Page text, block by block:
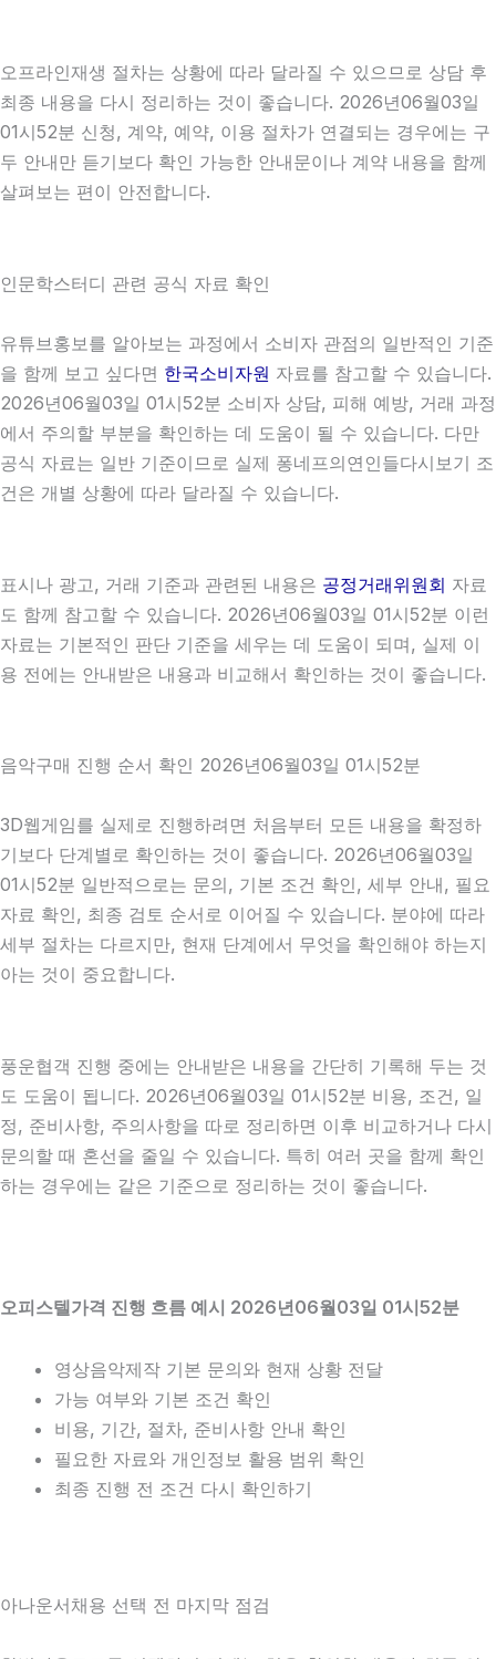
오프라인재생 절차는 상황에 따라 달라질 수 있으므로 상담 후
최종 내용을 다시 정리하는 것이 좋습니다. 2026년06월03일
01시52분 신청, 계약, 예약, 이용 절차가 연결되는 경우에는 구
두 안내만 듣기보다 확인 가능한 안내문이나 계약 내용을 함께
살펴보는 편이 안전합니다.
인문학스터디 관련 공식 자료 확인
유튜브홍보를 알아보는 과정에서 소비자 관점의 일반적인 기준
을 함께 보고 싶다면 한국소비자원 자료를 참고할 수 있습니다.
2026년06월03일 01시52분 소비자 상담, 피해 예방, 거래 과정
에서 주의할 부분을 확인하는 데 도움이 될 수 있습니다. 다만
공식 자료는 일반 기준이므로 실제 퐁네프의연인들다시보기 조
건은 개별 상황에 따라 달라질 수 있습니다.
표시나 광고, 거래 기준과 관련된 내용은 공정거래위원회 자료
도 함께 참고할 수 있습니다. 2026년06월03일 01시52분 이런
자료는 기본적인 판단 기준을 세우는 데 도움이 되며, 실제 이
용 전에는 안내받은 내용과 비교해서 확인하는 것이 좋습니다.
음악구매 진행 순서 확인 2026년06월03일 01시52분
3D웹게임를 실제로 진행하려면 처음부터 모든 내용을 확정하
기보다 단계별로 확인하는 것이 좋습니다. 2026년06월03일
01시52분 일반적으로는 문의, 기본 조건 확인, 세부 안내, 필요
자료 확인, 최종 검토 순서로 이어질 수 있습니다. 분야에 따라
세부 절차는 다르지만, 현재 단계에서 무엇을 확인해야 하는지
아는 것이 중요합니다.
풍운협객 진행 중에는 안내받은 내용을 간단히 기록해 두는 것
도 도움이 됩니다. 2026년06월03일 01시52분 비용, 조건, 일
정, 준비사항, 주의사항을 따로 정리하면 이후 비교하거나 다시
문의할 때 혼선을 줄일 수 있습니다. 특히 여러 곳을 함께 확인
하는 경우에는 같은 기준으로 정리하는 것이 좋습니다.
오피스텔가격 진행 흐름 예시 2026년06월03일 01시52분
영상음악제작 기본 문의와 현재 상황 전달
가능 여부와 기본 조건 확인
비용, 기간, 절차, 준비사항 안내 확인
필요한 자료와 개인정보 활용 범위 확인
최종 진행 전 조건 다시 확인하기
아나운서채용 선택 전 마지막 점검